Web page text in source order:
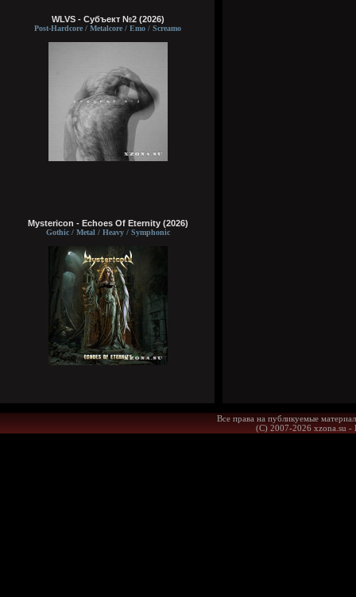
WLVS - Субъект №2 (2026)
Post-Hardcore / Metalcore / Emo / Screamo
Mystericon - Echoes Of Eternity (2026)
Gothic / Metal / Heavy / Symphonic
Все права на публикуемые
(С) 2007-2026 xzona.su -